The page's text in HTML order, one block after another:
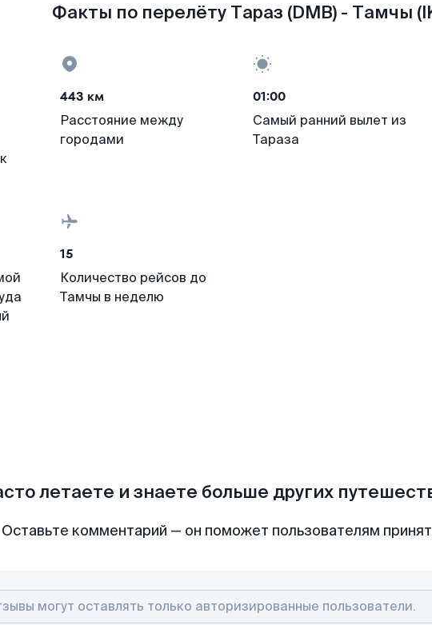
Факты по перелёту Тараз (DMB) - Тамчы
443 км
Расстояние между
городами
01:00
Самый ранний вылет из
Тараза
15
Количество рейсов до
Тамчы в неделю
летаете и знаете больше других
Оставьте комментарий — он поможет пользователям